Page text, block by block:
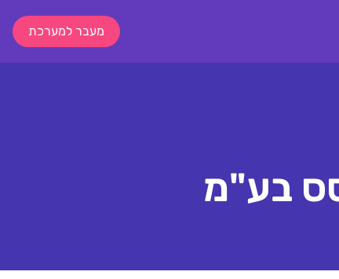
מעבר למערכת
בע"מ